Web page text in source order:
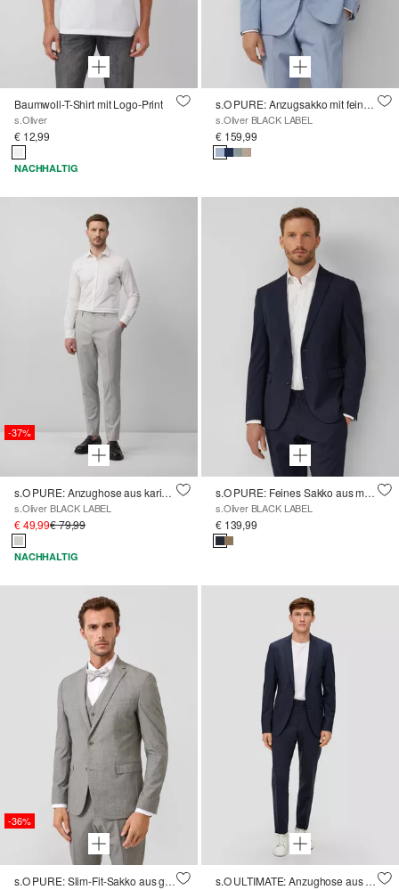
Baumwoll-T-Shirt mit Logo-Print
s.Oliver
€ 12,99
NACHHALTIG
s.O PURE: Anzugsakko mit feiner Webstruktur
s.Oliver BLACK LABEL
€ 159,99
-37%
s.O PURE: Anzughose aus kariertem Stretch-Gewebe
s.Oliver BLACK LABEL
€ 49,99€ 79,99
NACHHALTIG
s.O PURE: Feines Sakko aus meliertem Stretch-Gewebe
s.Oliver BLACK LABEL
€ 139,99
-36%
s.O PURE: Slim-Fit-Sakko aus gemustertem Stretch-Gewebe s.O ULTIMATE: Anzughose aus hochelastischem Schurwollmix